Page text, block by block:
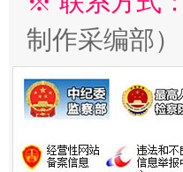
制作采编部）